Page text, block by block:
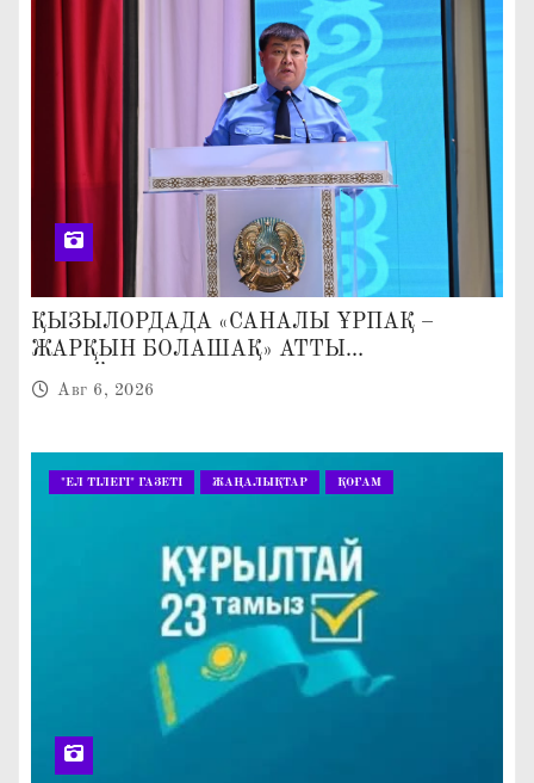
ҚЫЗЫЛОРДАДА «САНАЛЫ ҰРПАҚ –
ЖАРҚЫН БОЛАШАҚ» АТТЫ
КЕҢЕЙТІЛГЕН МӘЖІЛІС ӨТТІ
Авг 6, 2026
"ЕЛ ТІЛЕГІ" ГАЗЕТІ ЖАҢАЛЫҚТАР ҚОҒАМ